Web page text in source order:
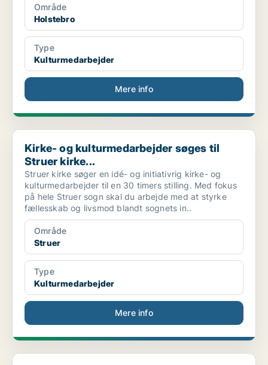
Område
Holstebro
Type
Kulturmedarbejder
Mere info
Kirke- og kulturmedarbejder søges til Struer kirke...
Kirke- og kulturmedarbejder søges til
Struer kirke...
Struer kirke søger en idé- og initiativrig kirke- og
kulturmedarbejder til en 30 timers stilling. Med fokus
på hele Struer sogn skal du arbejde med at styrke
fællesskab og livsmod blandt sognets in..
Område
Struer
Type
Kulturmedarbejder
Mere info
Kirkesanger søges til Gørding og Bur Kirker